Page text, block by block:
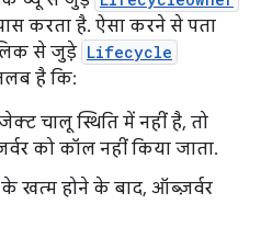
करता है. ऐसा करने से पता
से जुड़े Lifecycle
है कि:
चालू स्थिति में नहीं है, तो
को कॉल नहीं किया जाता.
खत्म होने के बाद, ऑब्ज़र्वर